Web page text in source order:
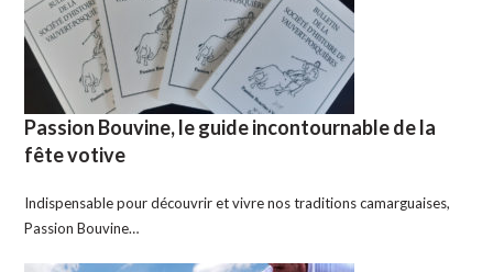
Passion Bouvine, le guide incontournable de la
fête votive
Indispensable pour découvrir et vivre nos traditions camarguaises,
Passion Bouvine…